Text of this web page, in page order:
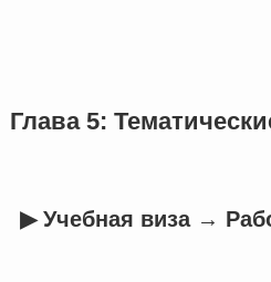
Глава 5:
▶︎ Учебная виза →